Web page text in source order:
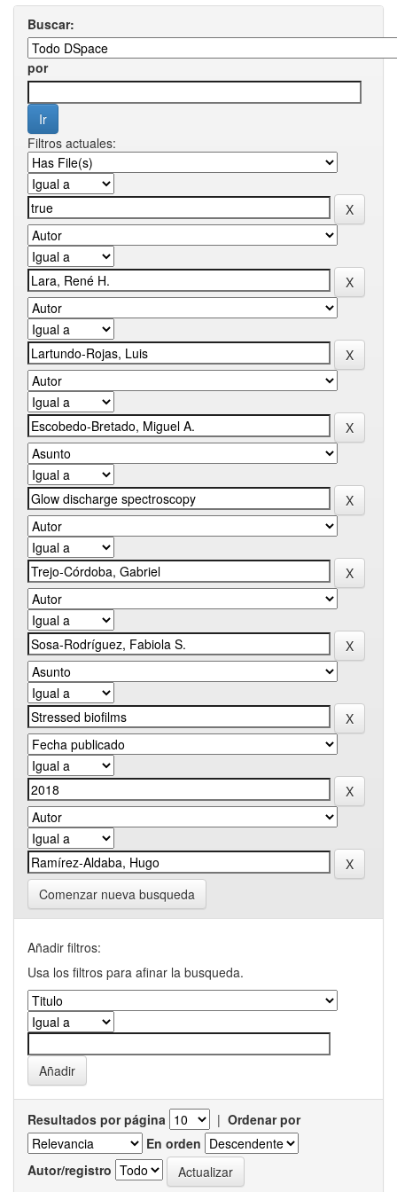
Buscar:
por
Filtros actuales:
Comenzar nueva busqueda
Añadir filtros:
Usa los filtros para afinar la busqueda.
Resultados por página | Ordenar por
En orden
Autor/registro